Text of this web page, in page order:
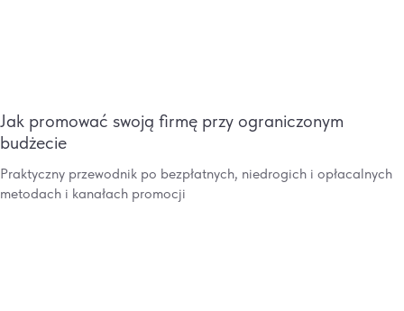
Jak promować swoją firmę przy ograniczonym
budżecie
Praktyczny przewodnik po bezpłatnych, niedrogich i opłacalnych
metodach i kanałach promocji